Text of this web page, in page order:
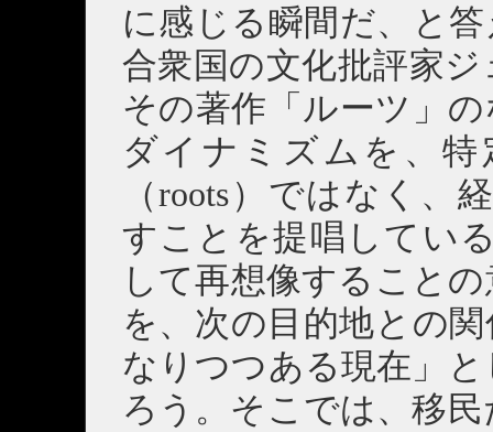
に感じる瞬間だ、と
合衆国の文化批評家
その著作「ルーツ」
ダイナミズムを、
（roots）ではなく、
すことを提唱してい
して再想像すること
を、次の目的地との
なりつつある現在」
ろう。そこでは、移